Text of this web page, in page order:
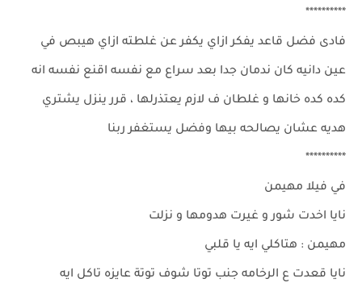
**********
فادى فضل قاعد يفكر ازاي يكفر عن غلطته ازاي هيبص في
عين دانيه كان ندمان جدا بعد سراع مع نفسه اقنع نفسه انه
كده كده خانها و غلطان ف لازم يعتذرلها ، قرر ينزل يشتري
هديه عشان يصالحه بيها وفضل يستغفر ربنا
**********
في فيلا مهيمن
نايا اخدت شور و غيرت هدومها و نزلت
مهيمن : هتاكلي ايه يا قلبي
نايا قعدت ع الرخامه جنب توتا شوف توتة عايزه تاكل ايه